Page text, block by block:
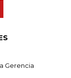
Gerencia